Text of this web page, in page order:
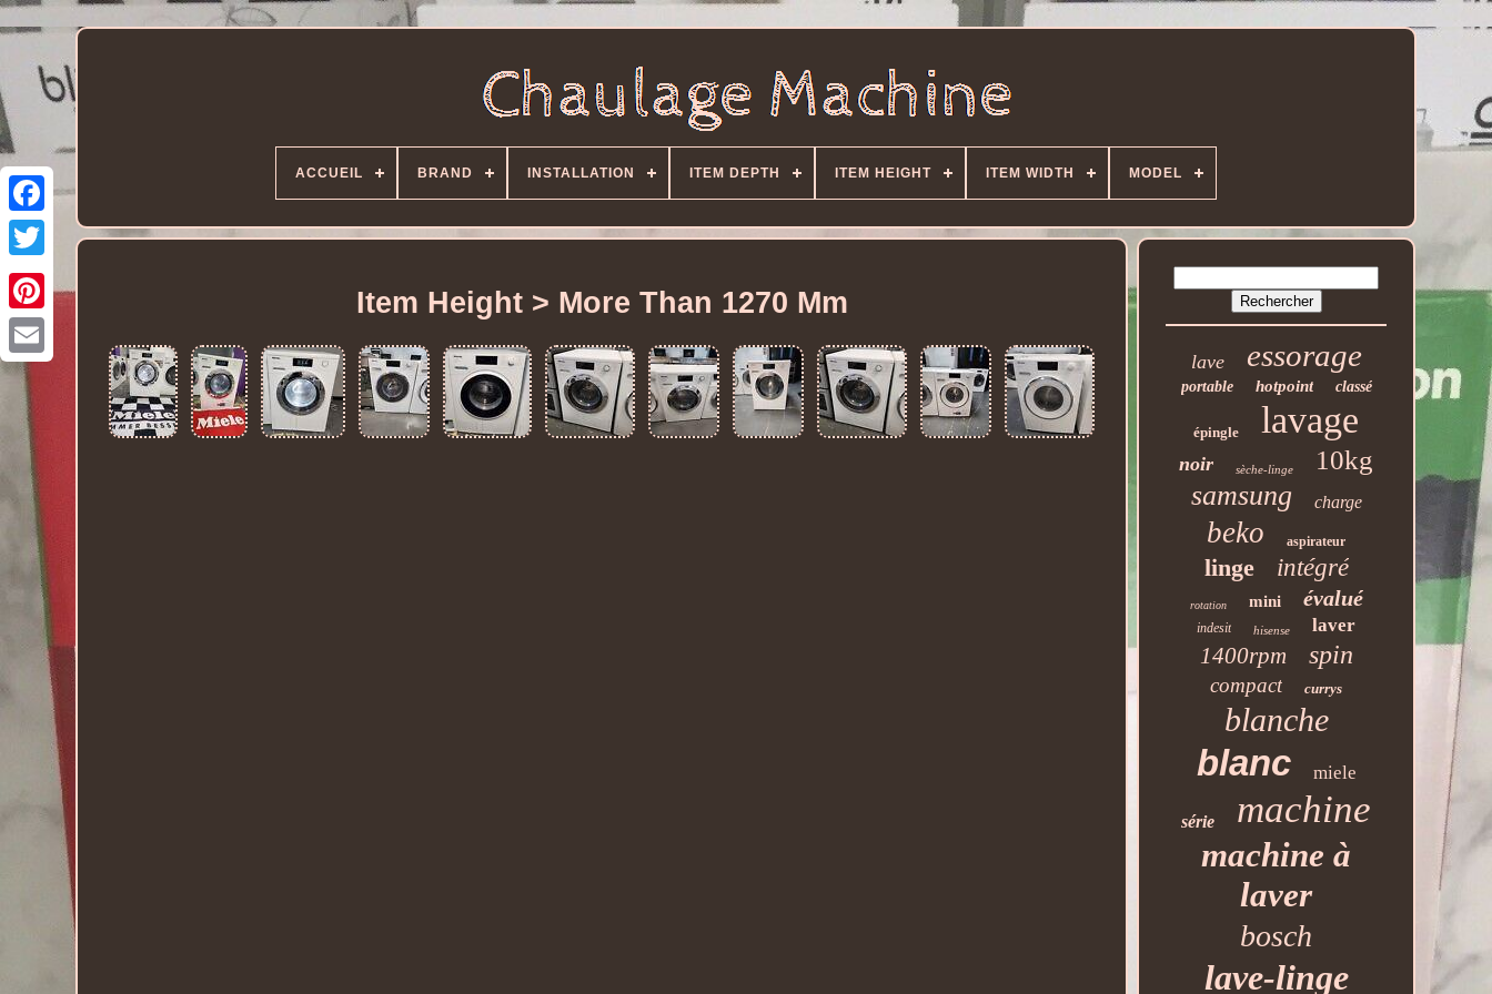
ACCUEIL BRAND INSTALLATION ITEM DEPTH ITEM HEIGHT ITEM WIDTH MODEL
Item Height > More Than 1270 Mm
lave essorage
portable hotpoint classé
épingle lavage
noir sèche-linge 10kg
samsung charge
beko aspirateur
linge intégré
rotation mini évalué
indesit hisense laver
1400rpm spin
compact currys
blanche
blanc miele
série machine
machine à
laver
bosch
lave-linge